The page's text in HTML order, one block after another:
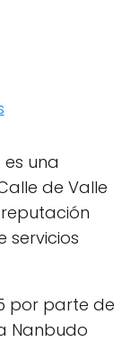
una
de Valle
servicios
por parte de
Nanbudo